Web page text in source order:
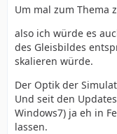
Um mal zum Thema
also ich würde es
des Gleisbildes
skalieren würde.
Der Optik der
Und seit den
Windows7) ja eh in
lassen.